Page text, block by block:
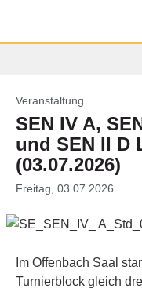
Veranstaltung
SEN IV A,
und SEN II D
(03.07.2026)
Freitag, 03.07.2026
Im Offenbach Saal
Turnierblock gleich